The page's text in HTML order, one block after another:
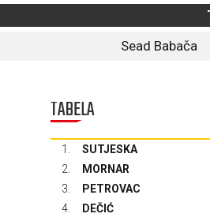
Sead Babača
TABELA
1. SUTJESKA
2.
MORNAR
3.
PETROVAC
4.
DEČIĆ